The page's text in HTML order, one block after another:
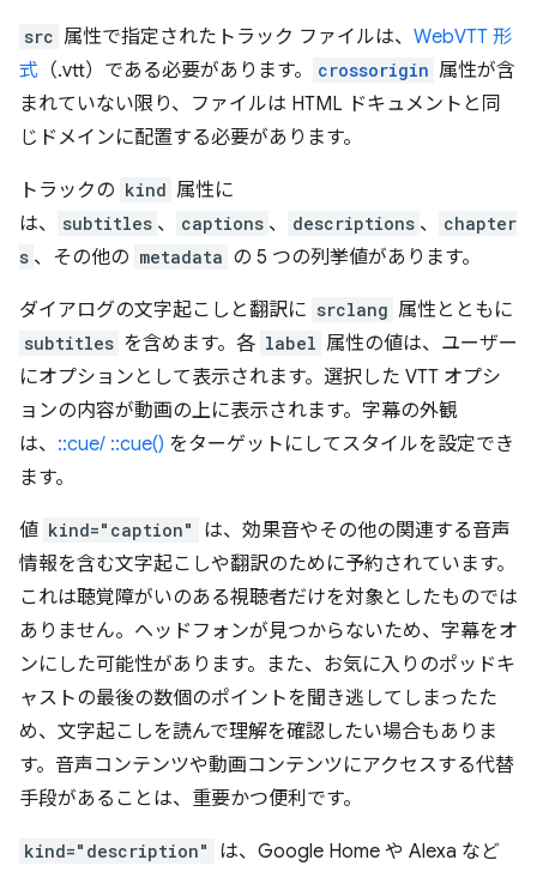
src 属性で指定されたトラック ファイルは、 WebVTT 形
式 （.vtt）である必要があります。 crossorigin 属性が含
まれていない限り、ファイルは HTML ドキュメントと同
じドメインに配置する必要があります。
トラックの kind 属性に
は、
subtitles 、 captions 、 descriptions 、
chapter
s 、その他の metadata の 5 つの列挙値があります。
ダイアログの文字起こしと翻訳に srclang 属性とともに
subtitles を含めます。各 label 属性の値は、ユーザー
にオプションとして表示されます。選択した VTT オプシ
ョンの内容が動画の上に表示されます。字幕の外観
は、 ::cue/ ::cue() をターゲットにしてスタイルを設定でき
ます。
値 kind="caption"
は、効果音やその他の関連する音声
情報を含む文字起こしや翻訳のために予約されています。
これは聴覚障がいのある視聴者だけを対象としたものでは
ありません。ヘッドフォンが見つからないため、字幕をオ
ンにした可能性があります。また、お気に入りのポッドキ
ャストの最後の数個のポイントを聞き逃してしまったた
め、文字起こしを読んで理解を確認したい場合もありま
す。音声コンテンツや動画コンテンツにアクセスする代替
手段があることは、重要かつ便利です。
kind="description"
は、Google Home や Alexa など